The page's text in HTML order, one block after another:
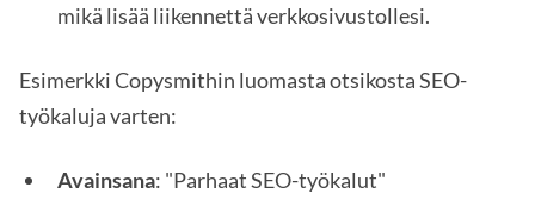
mikä lisää liikennettä verkkosivustollesi.
Esimerkki Copysmithin luomasta otsikosta SEO-
työkaluja varten:
Avainsana: "Parhaat SEO-työkalut"